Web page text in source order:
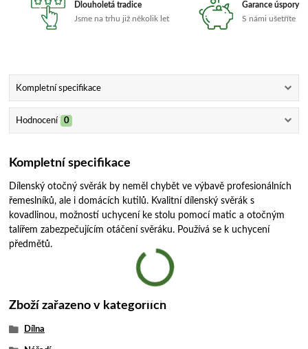
Dlouholetá tradice
Jsme na trhu již několik let
Garance úspory
S námi ušetříte
Kompletní specifikace
Hodnocení 0
Kompletní specifikace
Dílenský otočný svěrák by neměl chybět ve výbavě profesionálních
řemeslníků, ale i domácích kutilů. Kvalitní dílenský svěrák s
kovadlinou, možností uchycení ke stolu pomocí matic a otočným
talířem zabezpečujícím otáčení svěráku. Používá se k uchycení
předmětů.
Zboží zařazeno v kategoriích
Dílna